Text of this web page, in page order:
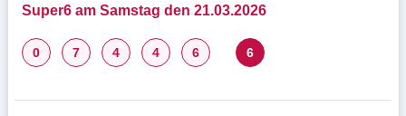
Super6 am Samstag den 21.03.2026
0 7 4 4 6 6